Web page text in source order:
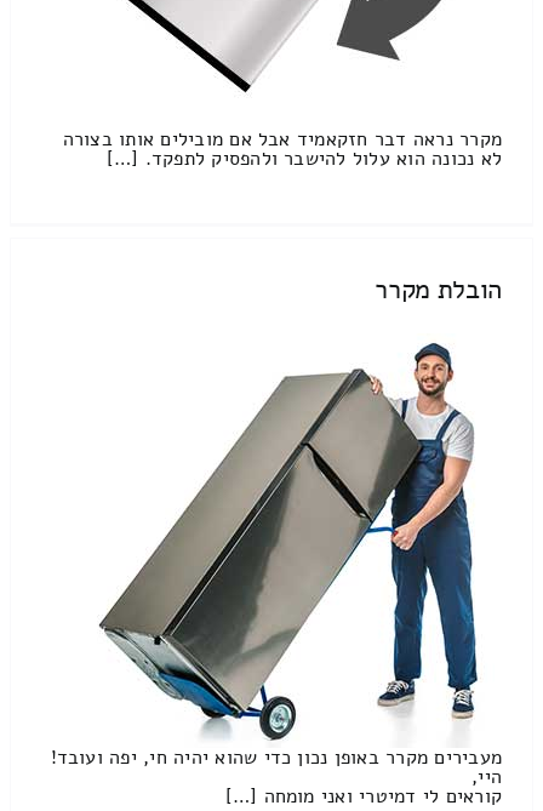
מקרר נראה דבר חזקאמיד אבל אם מובילים אותו בצורה
לא נכונה הוא עלול להישבר ולהפסיק לתפקד. […]
הובלת מקרר
מעבירים מקרר באופן נכון כדי שהוא יהיה חי, יפה ועובד!
היי,
קוראים לי דמיטרי ואני מומחה […]